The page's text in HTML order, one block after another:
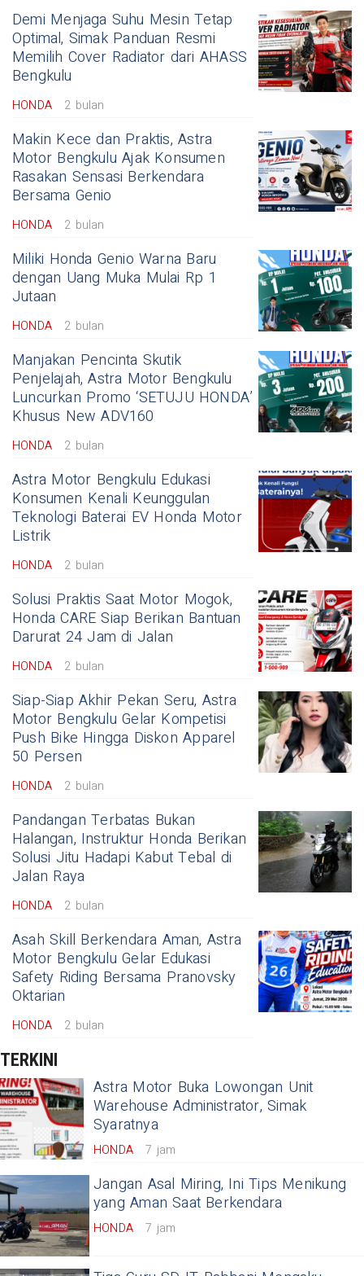
Demi Menjaga Suhu Mesin Tetap
Optimal, Simak Panduan Resmi
Memilih Cover Radiator dari AHASS
Bengkulu
HONDA 2 bulan
Makin Kece dan Praktis, Astra
Motor Bengkulu Ajak Konsumen
Rasakan Sensasi Berkendara
Bersama Genio
HONDA 2 bulan
Miliki Honda Genio Warna Baru
dengan Uang Muka Mulai Rp 1
Jutaan
HONDA 2 bulan
Manjakan Pencinta Skutik
Penjelajah, Astra Motor Bengkulu
Luncurkan Promo ‘SETUJU HONDA’
Khusus New ADV160
HONDA 2 bulan
Astra Motor Bengkulu Edukasi
Konsumen Kenali Keunggulan
Teknologi Baterai EV Honda Motor
Listrik
HONDA 2 bulan
Solusi Praktis Saat Motor Mogok,
Honda CARE Siap Berikan Bantuan
Darurat 24 Jam di Jalan
HONDA 2 bulan
Siap-Siap Akhir Pekan Seru, Astra
Motor Bengkulu Gelar Kompetisi
Push Bike Hingga Diskon Apparel
50 Persen
HONDA 2 bulan
Pandangan Terbatas Bukan
Halangan, Instruktur Honda Berikan
Solusi Jitu Hadapi Kabut Tebal di
Jalan Raya
HONDA 2 bulan
Asah Skill Berkendara Aman, Astra
Motor Bengkulu Gelar Edukasi
Safety Riding Bersama Pranovsky
Oktarian
HONDA 2 bulan
TERKINI
Astra Motor Buka Lowongan Unit
Warehouse Administrator, Simak
Syaratnya
HONDA 7 jam
Jangan Asal Miring, Ini Tips Menikung
yang Aman Saat Berkendara
HONDA 7 jam